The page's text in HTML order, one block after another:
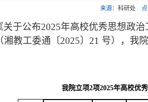
来源： 科研处 点
关于公布2025年高校优秀思想政
湘教工委通〔2025〕 21 号），我院
我院立项2项2025年高校优